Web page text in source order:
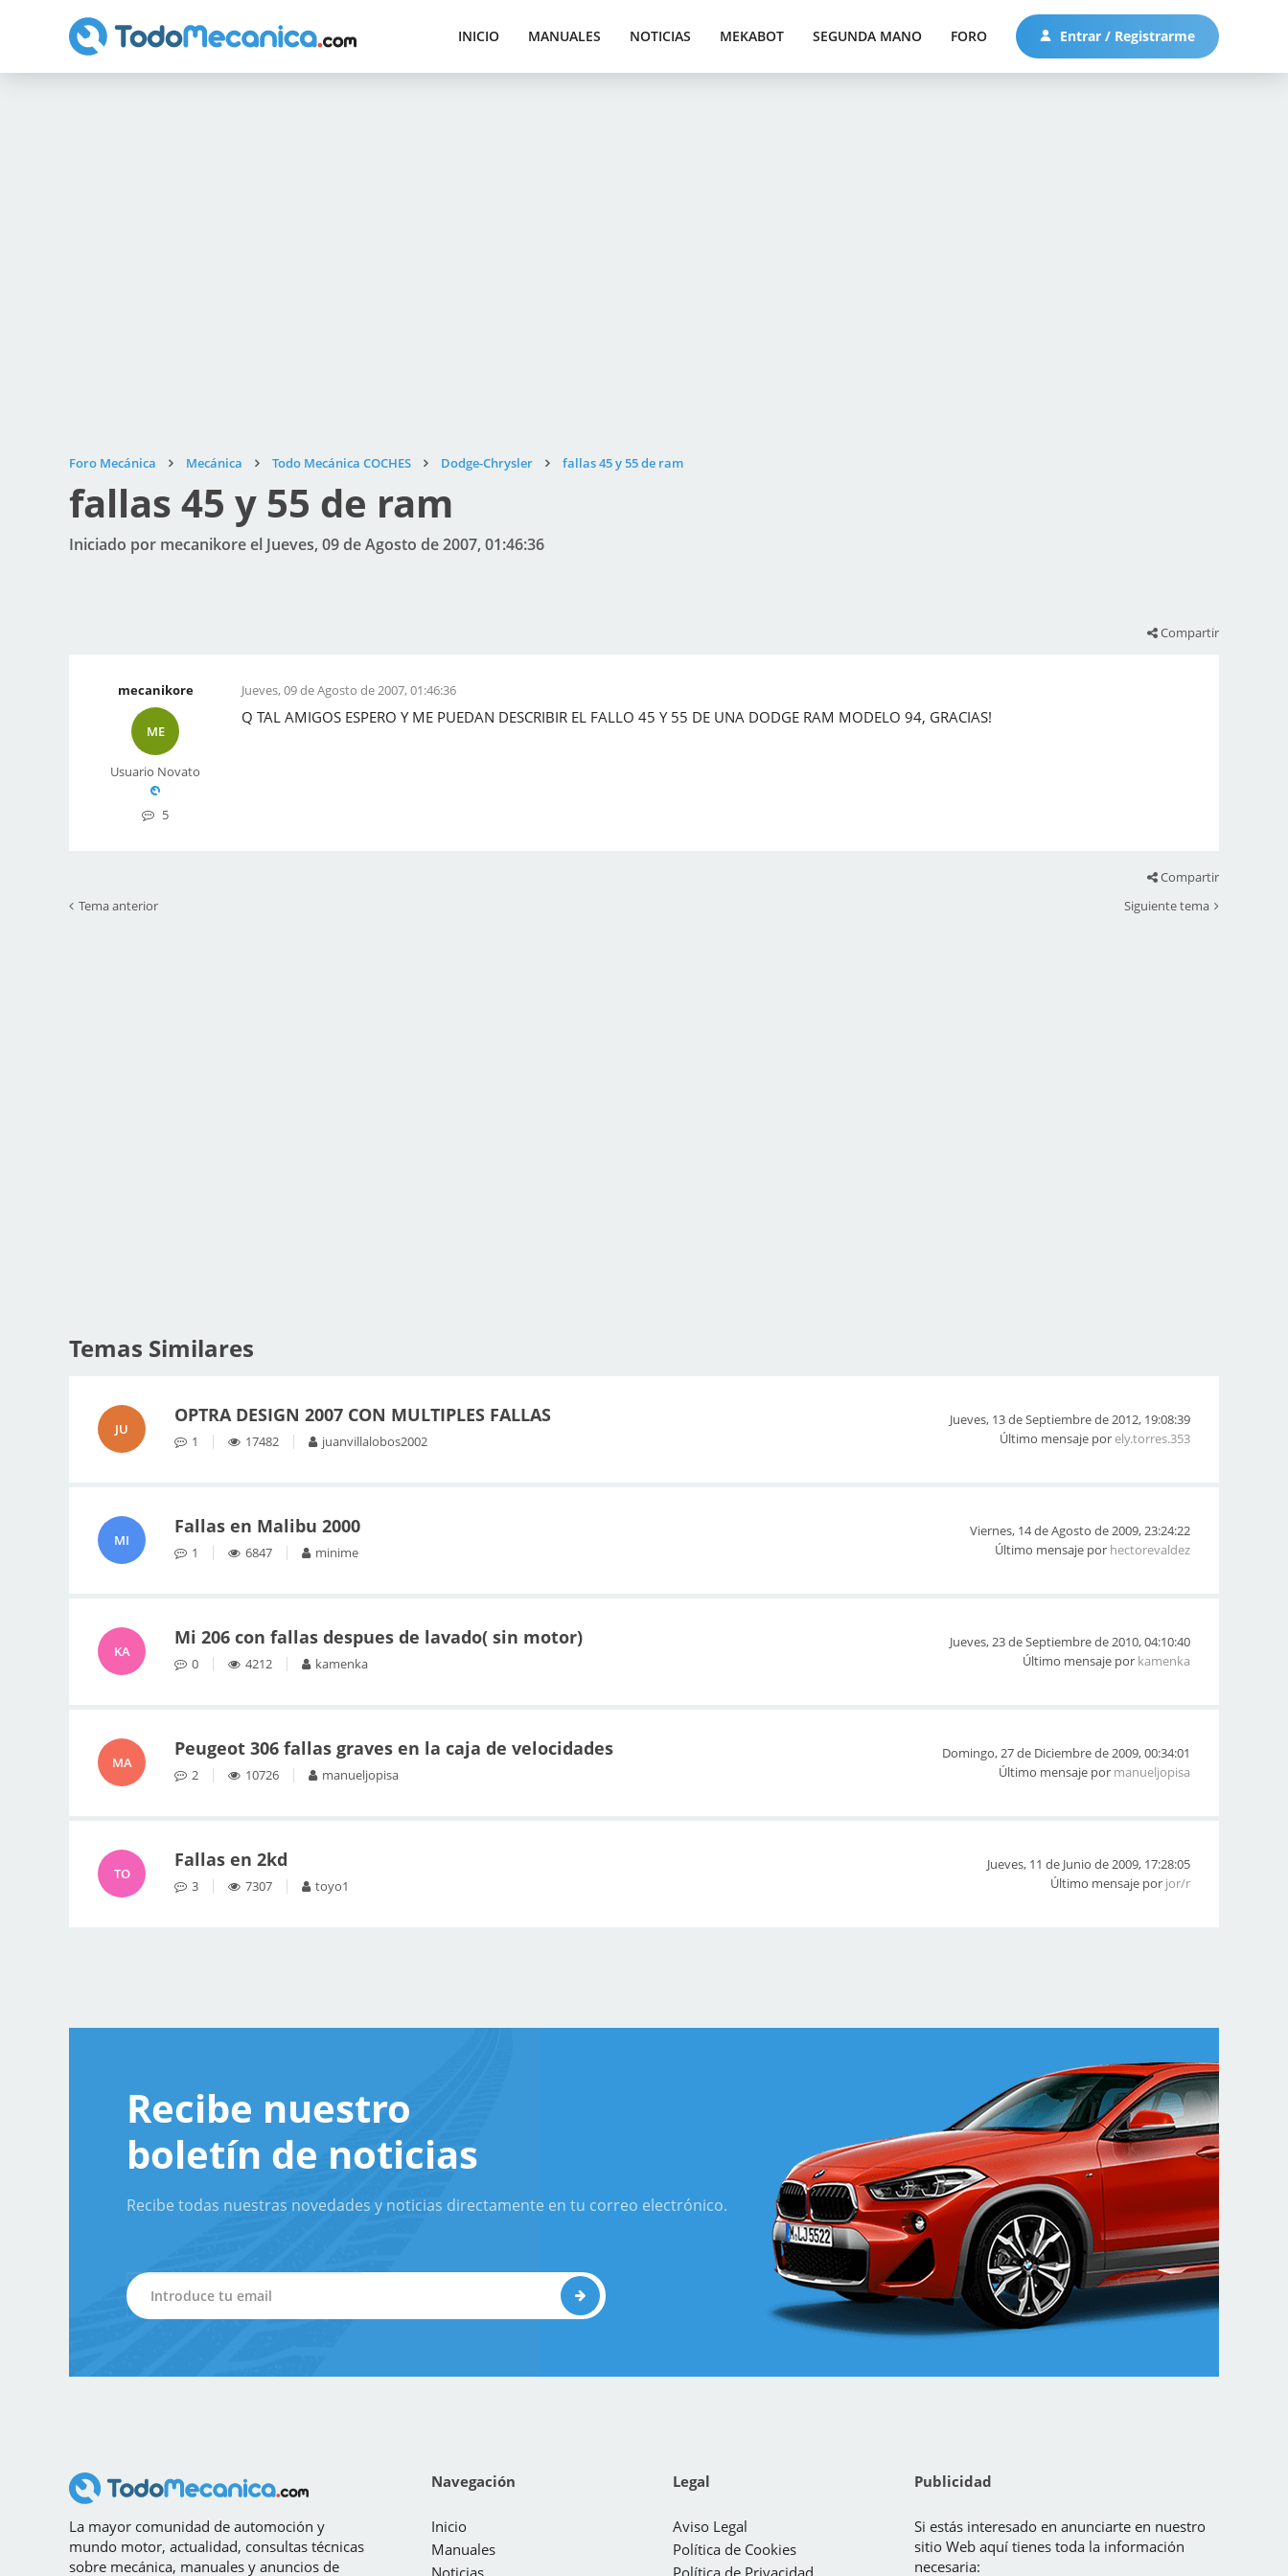
INICIO MANUALES NOTICIAS MEKABOT SEGUNDA MANO FORO Entrar / Registrarme
Foro Mecánica Mecánica Todo Mecánica COCHES Dodge-Chrysler fallas 45 y 55 de ram
fallas 45 y 55 de ram
Iniciado por mecanikore el Jueves, 09 de Agosto de 2007, 01:46:36
Compartir
mecanikore
ME
Usuario Novato
5
Jueves, 09 de Agosto de 2007, 01:46:36
Q TAL AMIGOS ESPERO Y ME PUEDAN DESCRIBIR EL FALLO 45 Y 55 DE UNA DODGE RAM MODELO 94, GRACIAS!
Compartir
Tema anterior
Siguiente tema
Temas Similares
JU
OPTRA DESIGN 2007 CON MULTIPLES FALLAS
1 17482 juanvillalobos2002
Jueves, 13 de Septiembre de 2012, 19:08:39
Último mensaje porely.torres.353
MI
Fallas en Malibu 2000
1 6847 minime
Viernes, 14 de Agosto de 2009, 23:24:22
Último mensaje por hectorevaldez
KA
Mi 206 con fallas despues de lavado( sin motor)
0 4212 kamenka
Jueves, 23 de Septiembre de 2010, 04:10:40
Último mensaje por kamenka
MA
Peugeot 306 fallas graves en la caja de velocidades
2 10726 manueljopisa
Domingo, 27 de Diciembre de 2009, 00:34:01
Último mensaje por manueljopisa
TO
Fallas en 2kd
3 7307 toyo1
Jueves, 11 de Junio de 2009, 17:28:05
Último mensaje por jor/r
Recibe nuestro
boletín de noticias
Recibe todas nuestras novedades y noticias directamente en tu correo electrónico.
La mayor comunidad de automoción y
mundo motor, actualidad, consultas técnicas
sobre mecánica, manuales y anuncios de
Navegación
Inicio
Manuales
Noticias
Legal
Aviso Legal
Política de Cookies
Política de Privacidad
Publicidad
Si estás interesado en anunciarte en nuestro
sitio Web aquí tienes toda la información
necesaria: